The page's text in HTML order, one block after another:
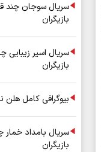
سریال سوجان
بازیگران
سریال اسیر
بازیگران
بیوگرافی کامل هلن
سریال بامداد
بازیگران